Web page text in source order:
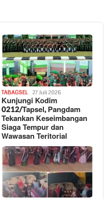
TABAGSEL 27 Juli 2026
Kunjungi Kodim
0212/Tapsel, Pangdam
Tekankan Keseimbangan
Siaga Tempur dan
Wawasan Teritorial